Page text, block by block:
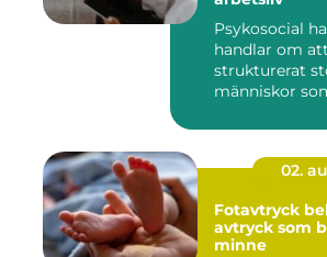
Psykosocial
handlar om
strukturerat
människor
02.
Fotavtryck bebis
avtryck som
minne